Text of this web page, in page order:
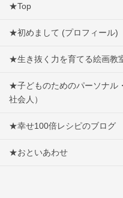
★Top
★初めまして (プロフィール)
★生き抜く力を育てる絵画教
★子どものためのパーソナル
社会人）
★幸せ100倍レシピのブログ
★おといあわせ